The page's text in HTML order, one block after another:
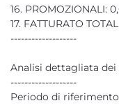
16. PROMOZIONALI:
17. FATTURATO
-------------------
Analisi dettagliata dei
-------------------
Periodo di riferimento: